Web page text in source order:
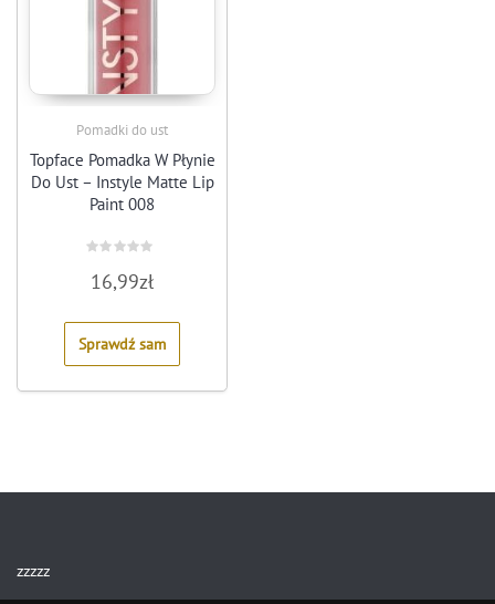
Pomadki do ust
Topface Pomadka W Płynie
Do Ust – Instyle Matte Lip
Paint 008
0
5
16,99zł
Sprawdź sam
zzzzz